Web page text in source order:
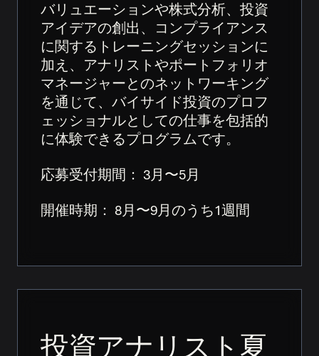
バリュエーションや株式分析、投資
アイデアの創出、コンプライアンス
に関するトレーニングセッションに
加え、アナリストやポートフォリオ
マネージャーとのネットワーキング
を通じて、バイサイド投資のプロフ
ェッショナルとしての仕事を包括的
に体験できるプログラムです。
応募受付期間： 3月〜5月
開催時期： 8月〜9月のうち1週間
投資アナリスト夏